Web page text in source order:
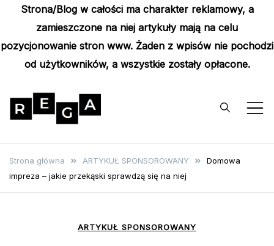
Strona/Blog w całości ma charakter reklamowy, a
zamieszczone na niej artykuły mają na celu
pozycjonowanie stron www. Żaden z wpisów nie pochodzi
od użytkowników, a wszystkie zostały opłacone.
content
Rega
Strona główna ARTYKUŁ SPONSOROWANY
Domowa
impreza – jakie przekąski sprawdzą się na niej
ARTYKUŁ SPONSOROWANY